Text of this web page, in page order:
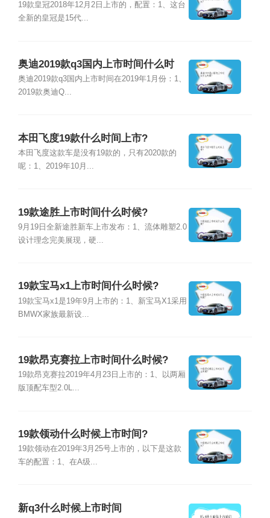
19款皇冠2018年12月2日上市的，配置：1、这台
全新的皇冠是15代...
奥迪2019款q3国内上市时间什么时
候?
奥迪2019款q3国内上市时间在2019年1月份：1、
2019款奥迪Q...
本田飞度19款什么时间上市?
本田飞度这款车是没有19款的，只有2020款的
呢：1、2019年10月...
19款途胜上市时间什么时候?
9月19日全新途胜新车上市发布：1、流体雕塑2.0
设计理念完美展现，硬...
19款宝马x1上市时间什么时候?
19款宝马x1是19年9月上市的：1、新宝马X1采用
BMWX家族最新设...
19款昂克赛拉上市时间什么时候?
19款昂克赛拉2019年4月23日上市的：1、以两厢
版顶配车型2.0L...
19款领动什么时候上市时间?
19款领动在2019年3月25号上市的，以下是这款
车的配置：1、在A级...
新q3什么时候上市时间